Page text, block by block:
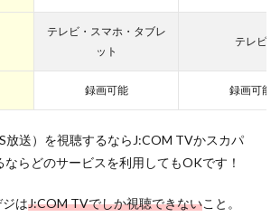
テレビ・スマホ・タブレ
ット
テレビ
録画可能 録画可能
放送）を視聴するならJ:COM TVかスカパ
ならどのサービスを利用してもOKです！
はJ:COM TVでしか視聴できないこと。